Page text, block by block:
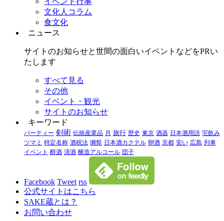
文化人コラム
食文化
ニュース
サイトのお知らせと世間の面白いイベントなどをPRい
たします
すべて見る
その他
イベント・観光
サイトのお知らせ
キーワード
パーティー 剣術 伝統産業品 月 旅行 歴史 東京 酒器 日本酒用語 宅飲み
ツマミ 特定名称 酒税法 獺祭 日本酒カクテル 卵酒 京都 安い 広島 列車
イベント 醇酒 清酒 醸造アルコール 団子
Facebook Tweet rss
公式サイトはこちら
SAKE蔵とは？
お問い合わせ